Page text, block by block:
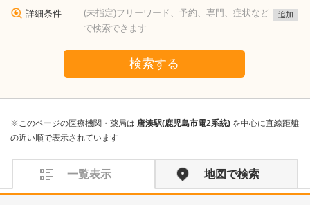
詳細条件
(未指定)フリーワード、予約、専門、症状など
で検索できます
追加
検索する
※このページの医療機関・薬局は 唐湊駅(鹿児島市電2系統) を中心に直線距離
の近い順で表示されています
一覧表示 地図で検索